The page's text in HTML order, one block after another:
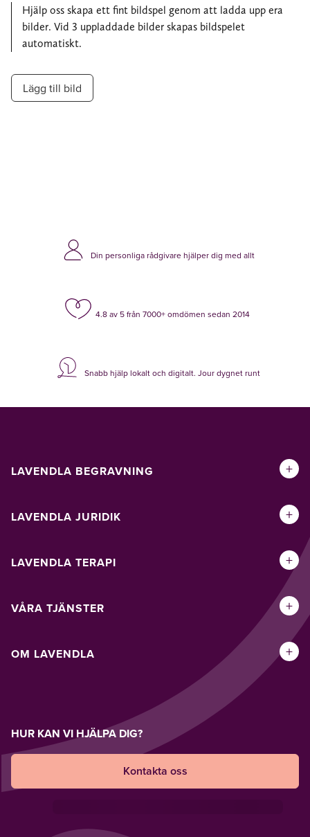
Hjälp oss skapa ett fint bildspel genom att ladda upp era
bilder. Vid 3 uppladdade bilder skapas bildspelet
automatiskt.
Lägg till bild
Din personliga rådgivare hjälper dig med allt
4.8 av 5 från 7000+ omdömen sedan 2014
Snabb hjälp lokalt och digitalt. Jour dygnet runt
LAVENDLA BEGRAVNING +
LAVENDLA JURIDIK +
LAVENDLA TERAPI +
VÅRA TJÄNSTER +
OM LAVENDLA +
HUR KAN VI HJÄLPA DIG?
Kontakta oss